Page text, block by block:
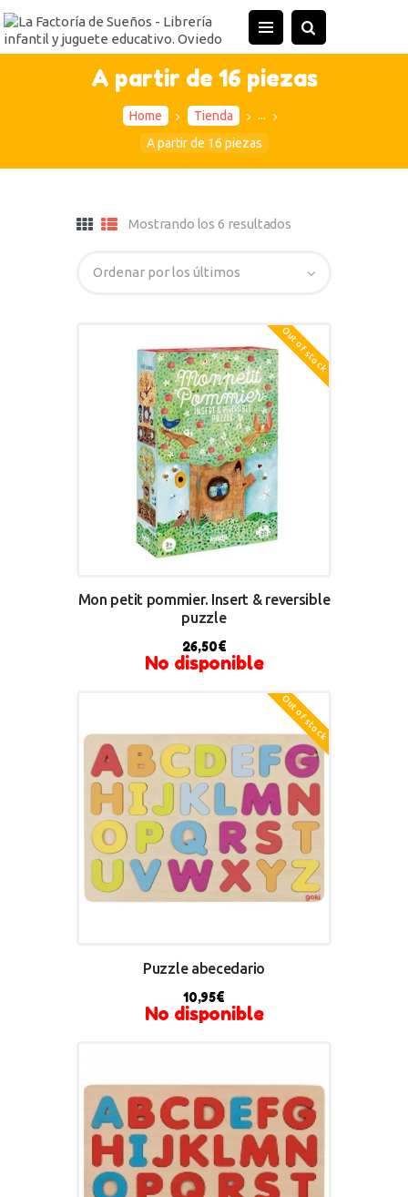
A partir de 16 piezas
Home Tienda
...
A partir de 16 piezas
Mostrando los 6 resultados
Out of stock
Mon petit pommier. Insert & reversible
puzzle
26,50€
No disponible
Out of stock
Puzzle abecedario
10,95€
No disponible